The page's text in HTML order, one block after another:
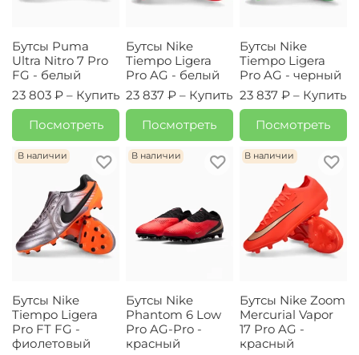
Бутсы Puma
Ultra Nitro 7 Pro
FG - белый
23 803 ₽ – Купить
Посмотреть
Бутсы Nike
Tiempo Ligera
Pro AG - белый
23 837 ₽ – Купить
Посмотреть
Бутсы Nike
Tiempo Ligera
Pro AG - черный
23 837 ₽ – Купить
Посмотреть
В наличии
Бутсы Nike
Tiempo Ligera
Pro FT FG -
фиолетовый
В наличии
Бутсы Nike
Phantom 6 Low
Pro AG-Pro -
красный
В наличии
Бутсы Nike Zoom
Mercurial Vapor
17 Pro AG -
красный